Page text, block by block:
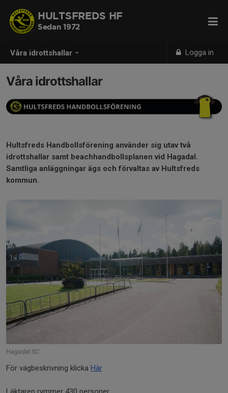
Våra idrottshallar Logga in
HULTSFREDS HF
Sedan 1972
Våra idrottshallar
Hultsfreds Handbollsförening använder sig utav två
idrottshallar samt beachhandbollsplanen vid Hagadal.
Samtliga anläggningar ägs och förvaltas av Hultsfreds
kommun.
Hagadal SC
För vägbeskrivning klicka Här